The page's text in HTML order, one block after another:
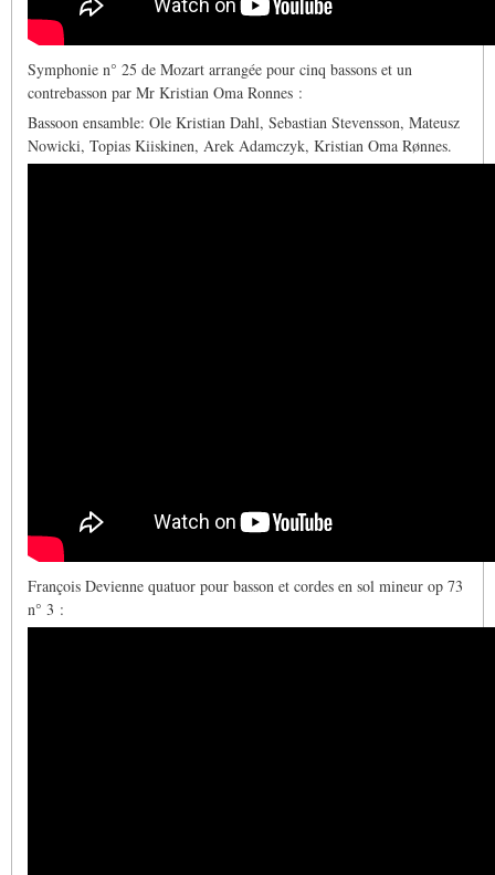
Symphonie n° 25 de Mozart arrangée pour cinq bassons et un
contrebasson par Mr Kristian Oma Ronnes :
Bassoon ensamble: Ole Kristian Dahl, Sebastian Stevensson, Mateusz
Nowicki, Topias Kiiskinen, Arek Adamczyk, Kristian Oma Rønnes.
François Devienne quatuor pour basson et cordes en sol mineur op 73
n° 3 :